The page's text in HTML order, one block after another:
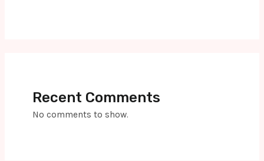
Recent Comments
No comments to show.